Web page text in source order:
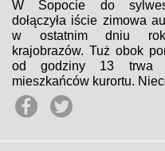
W Sopocie do
dołączyła iście zimowa
w ostatnim dniu
krajobrazów. Tuż obok
od godziny 13 trwa
mieszkańców kurortu.